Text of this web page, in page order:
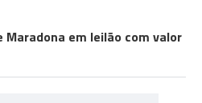
Maradona em leilão com valor